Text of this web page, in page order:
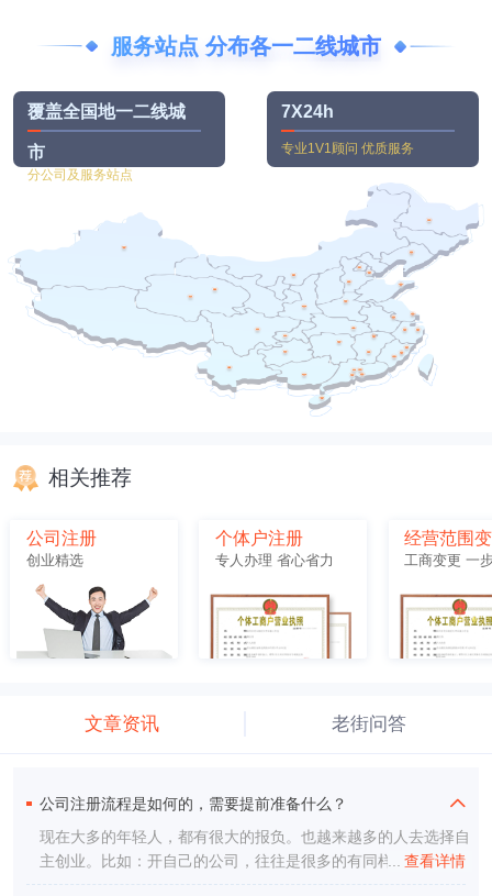
服务站点 分布各一二线城市
覆盖全国地一二线城
市
分公司及服务站点
7X24h
专业1V1顾问 优质服务
相关推荐
公司注册
创业精选
个体户注册
专人办理 省心省力
经营范围
工商变更 一
文章资讯 老街问答
公司注册流程是如何的，需要提前准备什么？
现在大多的年轻人，都有很大的报负。也越来越多的人去选择自
主创业。比如：开自己的公司，往往是很多的有同样理想的人一
起。但可能因为经历很少，而有很多的误导。以下就是一些步
查看详情
注册公司流程有哪些？
注册公司的流程有多少？麻不麻烦？
查看详情